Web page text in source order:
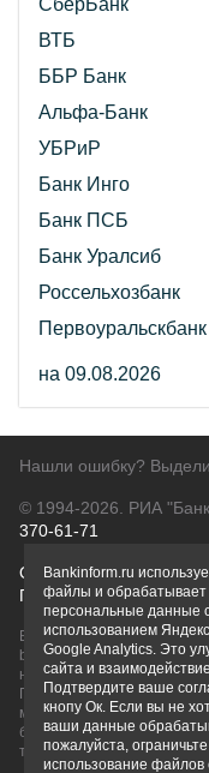
СберБанк
ВТБ
ББР Банк
Альфа-Банк
УБРиР
Банк Инго
Банк ПСБ
Банк Уралсиб
Россельхозбанк
Первоуральскбанк
на 09.08.2026
Нашли ошибку?
© 1994-2026. РИА
370-61-71
О проектеПолитика
Правовая информация
Вся информация о
bankinform.ru, носит
не является публичной
ГК РФ. Информация не
может быть изменена.
банков или при личном
товарные знаки
Bankinform.ru
файлы и обрабатывает
персональные данные
использованием
Google Analytics. Это
сайта и
Подтвердите ваше
кнопу Ок. Если вы не
ваши данные
пожалуйста, ограничьте
использование файлов